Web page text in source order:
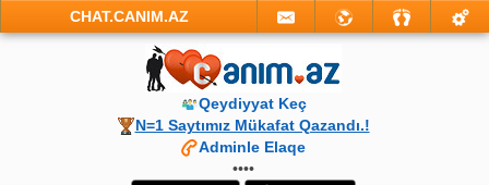
CHAT.CANIM.AZ
Qeydiyyat Keç
N=1 Saytımız Mükafat Qazandı.!
Adminle Elaqe
••••